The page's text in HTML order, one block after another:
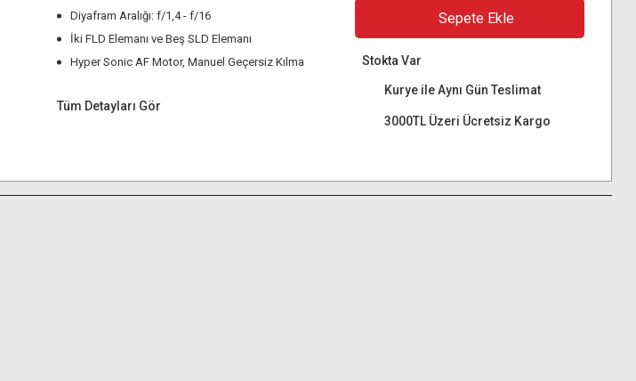
Diyafram Aralığı: f/1,4 - f/16
İki FLD Elemanı ve Beş SLD Elemanı
Hyper Sonic AF Motor, Manuel Geçersiz Kılma
Tüm Detayları Gör
Sepete Ekle
Stokta Var
Kurye ile Aynı Gün Teslimat
3000TL Üzeri Ücretsiz Kargo